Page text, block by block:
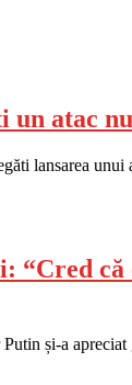
un atac
lansarea unui
“Cred
și-a